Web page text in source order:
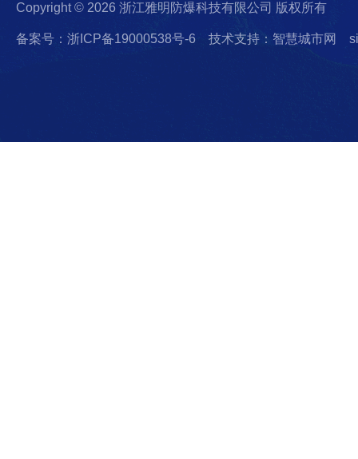
Copyright © 2026 浙江雅明防爆科技有限公司 版权所有
备案号：浙ICP备19000538号-6 技术支持：智慧城市网